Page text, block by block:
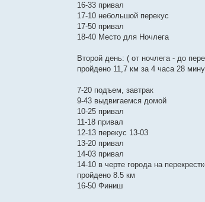
16-33 привал
17-10 небольшой перекус
17-50 привал
18-40 Место для Ночлега
Второй день: ( от ночлега - до
пройдено 11,7 км за 4 часа 28
7-20 подъем, завтрак
9-43 выдвигаемся домой
10-25 привал
11-18 привал
12-13 перекус 13-03
13-20 привал
14-03 привал
14-10 в черте города на
пройдено 8.5 км
16-50 Финиш